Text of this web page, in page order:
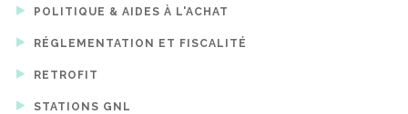
POLITIQUE & AIDES À L'ACHAT
RÉGLEMENTATION ET FISCALITÉ
RETROFIT
STATIONS GNL